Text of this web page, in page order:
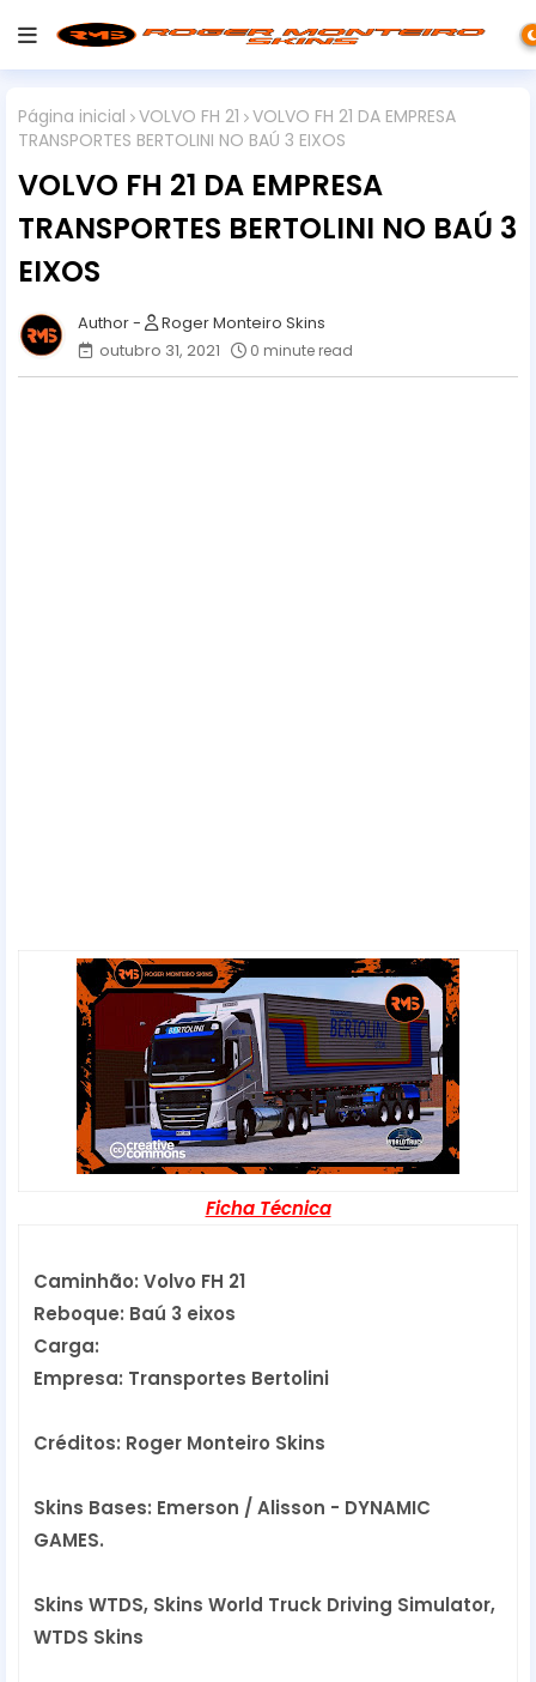
Página inicial VOLVO FH 21 VOLVO FH 21 DA EMPRESA
TRANSPORTES BERTOLINI NO BAÚ 3 EIXOS
VOLVO FH 21 DA EMPRESA
TRANSPORTES BERTOLINI NO BAÚ 3
EIXOS
Roger Monteiro Skins
outubro 31, 2021
0 minute read
Ficha Técnica
Caminhão: Volvo FH 21
Reboque: Baú 3 eixos
Carga:
Empresa: Transportes Bertolini
Créditos: Roger Monteiro Skins
Skins Bases: Emerson / Alisson - DYNAMIC
GAMES.
Skins WTDS, Skins World Truck Driving Simulator,
WTDS Skins